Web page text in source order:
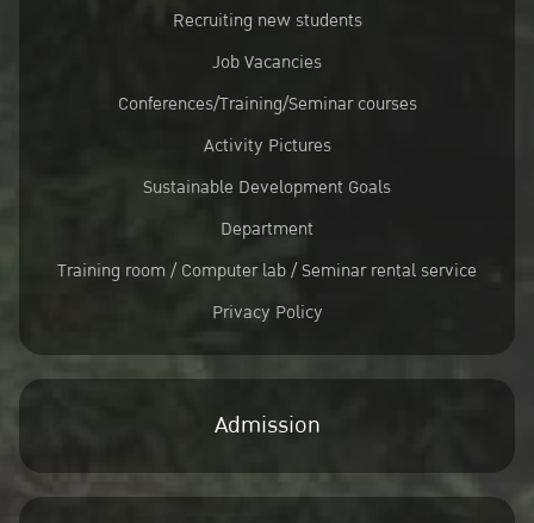
Recruiting new students
Job Vacancies
Conferences/Training/Seminar courses
Activity Pictures
Sustainable Development Goals
Department
Training room / Computer lab / Seminar rental service
Privacy Policy
Admission